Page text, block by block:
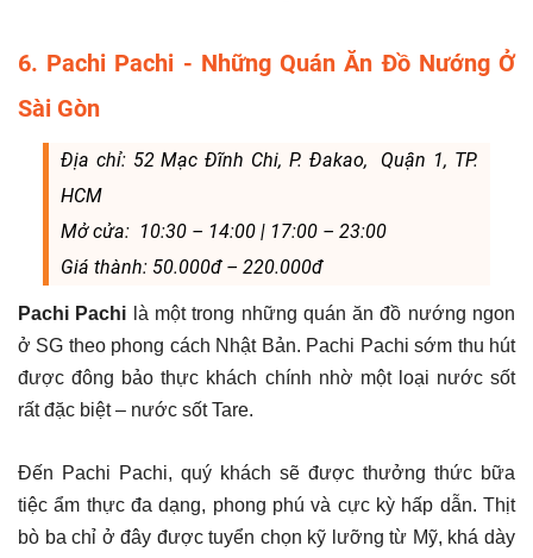
6. Pachi Pachi - Những Quán Ăn Đồ Nướng Ở
Sài Gòn
Địa chỉ: 52 Mạc Đĩnh Chi, P. Đakao, Quận 1, TP.
HCM
Mở cửa: 10:30 – 14:00 | 17:00 – 23:00
Giá thành: 50.000đ – 220.000đ
Pachi Pachi là một trong những quán ăn đồ nướng ngon
ở SG theo phong cách Nhật Bản. Pachi Pachi sớm thu hút
được đông bảo thực khách chính nhờ một loại nước sốt
rất đặc biệt – nước sốt Tare.
Đến Pachi Pachi, quý khách sẽ được thưởng thức bữa
tiệc ẩm thực đa dạng, phong phú và cực kỳ hấp dẫn. Thịt
bò ba chỉ ở đây được tuyển chọn kỹ lưỡng từ Mỹ, khá dày